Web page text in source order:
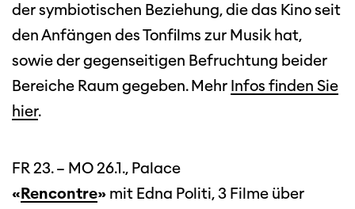
der symbiotischen Beziehung, die das Kino seit
den Anfängen des Tonfilms zur Musik hat,
sowie der gegenseitigen Befruchtung beider
Bereiche Raum gegeben. Mehr Infos finden Sie
hier.
FR 23. – MO 26.1., Palace
«Rencontre» mit Edna Politi, 3 Filme über